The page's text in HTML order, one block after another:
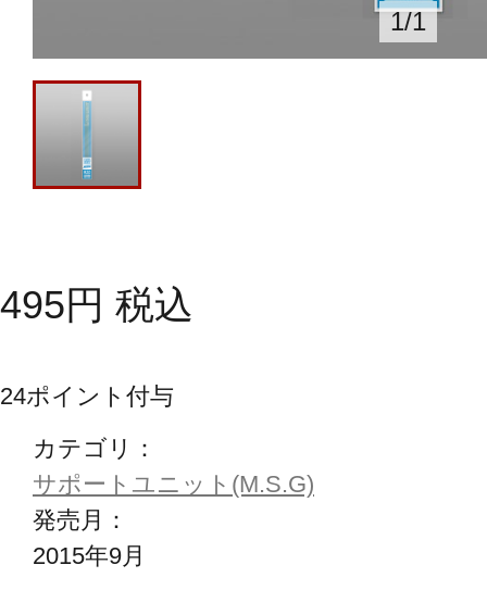
1/1
495円 税込
24ポイント付与
カテゴリ：
サポートユニット(M.S.G)
発売月：
2015年9月